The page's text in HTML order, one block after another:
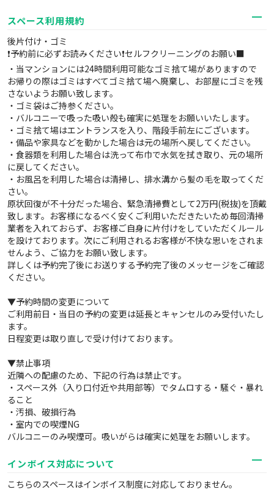
スペース利用規約
後片付け・ゴミ
❗予約前に必ずお読みください❗セルフクリーニングのお願い■
・当マンションには24時間利用可能なゴミ捨て場がありますので
お帰りの際はゴミはすべてゴミ捨て場へ廃棄し、お部屋にゴミを残
さないようお願い致します。
・ゴミ袋はご持参ください。
・バルコニーで吸った吸い殻も確実に処理をお願いいたします。
・ゴミ捨て場はエントランスを入り、階段手前左にございます。
・備品や家具などを動かした場合は元の場所へ戻してください。
・食器類を利用した場合は洗って布巾で水気を拭き取り、元の場所
に戻してください。
・お風呂を利用した場合は清掃し、排水溝から髪の毛を取ってくだ
さい。
原状回復が不十分だった場合、緊急清掃費として2万円(税抜)を頂戴
致します。お客様になるべく安くご利用いただきたいため毎回清掃
業者を入れておらず、お客様ご自身に片付けをしていただくルール
を設けております。次にご利用されるお客様が不快な思いをされま
せんよう、ご協力をお願い致します。
詳しくは予約完了後にお送りする予約完了後のメッセージをご確認
ください。
▼予約時間の変更について
ご利用前日・当日の予約の変更は延長とキャンセルのみ受付いたし
ます。
日程変更は取り直しで受け付けております。
▼禁止事項
近隣への配慮のため、下記の行為は禁止です。
・スペース外（入り口付近や共用部等）でタムロする・騒ぐ・暴れ
ること
・汚損、破損行為
・室内での喫煙NG
バルコニーのみ喫煙可。吸いがらは確実に処理をお願いします。
インボイス対応について
こちらのスペースはインボイス制度に対応しておりません。